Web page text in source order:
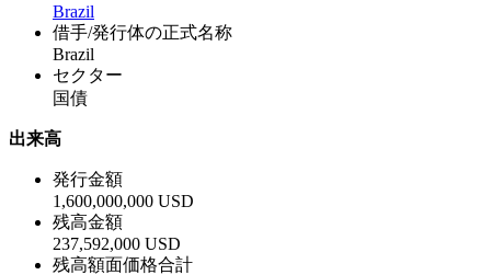
Brazil
借手/発行体の正式名称
Brazil
セクター
国債
出来高
発行金額
1,600,000,000 USD
残高金額
237,592,000 USD
残高額面価格合計